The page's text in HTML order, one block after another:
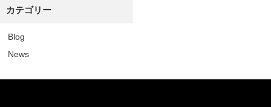
カテゴリー
Blog
News